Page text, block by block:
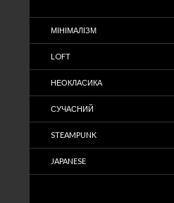
МІНІМАЛІЗМ
LOFT
НЕОКЛАСИКА
СУЧАСНИЙ
STEAMPUNK
JAPANESE